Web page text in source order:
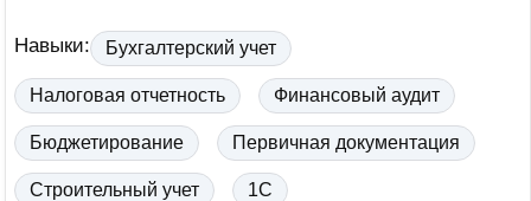
Навыки: Бухгалтерский учет
Налоговая отчетность Финансовый аудит
Бюджетирование Первичная документация
Строительный учет 1С